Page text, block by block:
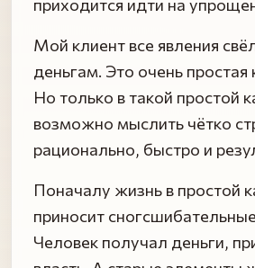
Мой клиент все явления
деньгам. Это очень простая
Но только в такой простой
возможно мыслить чётко
рационально, быстро и
Поначалу жизнь в простой
приносит
Человек получал деньги,